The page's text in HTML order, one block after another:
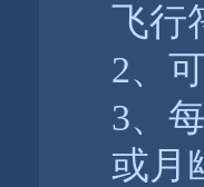
飞行
2、
3、
或月